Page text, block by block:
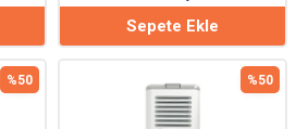
Sepete Ekle
%50 %50